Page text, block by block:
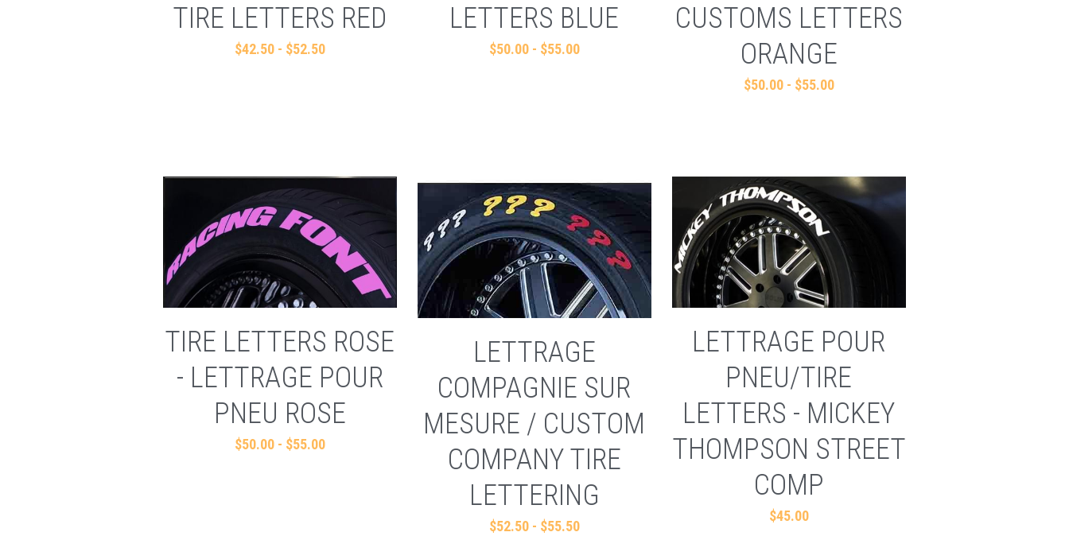
TIRE LETTERS RED
$42.50 - $52.50
LETTERS BLUE
$50.00 - $55.00
CUSTOMS LETTERS
ORANGE
$50.00 - $55.00
TIRE LETTERS ROSE
- LETTRAGE POUR
PNEU ROSE
$50.00 - $55.00
LETTRAGE
COMPAGNIE SUR
MESURE / CUSTOM
COMPANY TIRE
LETTERING
$52.50 - $55.50
LETTRAGE POUR
PNEU/TIRE
LETTERS - MICKEY
THOMPSON STREET
COMP
$45.00